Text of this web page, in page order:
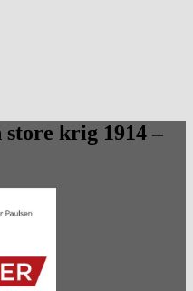
store krig 1914 –